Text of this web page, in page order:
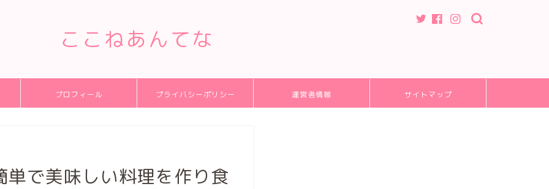
ここねあんてな
プロフィール プライバシーポリシー 運営者情報 サイトマップ
で美味しい料理を作り食